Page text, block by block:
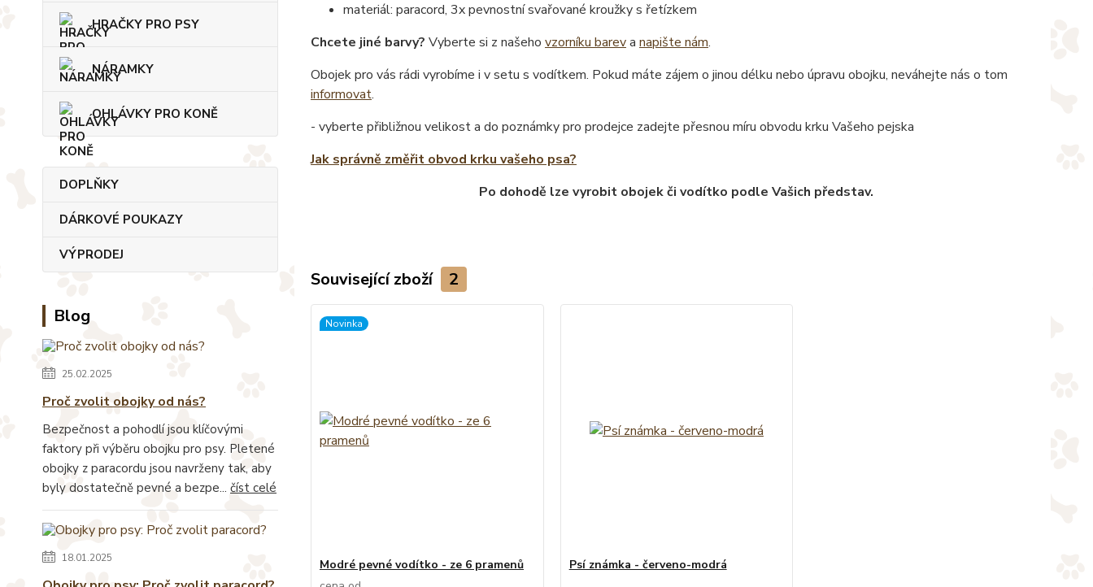
HRAČKY PRO PSY
NÁRAMKY
OHLÁVKY PRO KONĚ
DOPLŇKY
DÁRKOVÉ POUKAZY
VÝPRODEJ
Blog
25.02.2025
Proč zvolit obojky od nás?
Bezpečnost a pohodlí jsou klíčovými
faktory při výběru obojku pro psy. Pletené
obojky z paracordu jsou navrženy tak, aby
byly dostatečně pevné a bezpe... číst celé
18.01.2025
materiál: paracord, 3x pevnostní svařované kroužky s řetízkem
Chcete jiné barvy? Vyberte si z našeho vzorníku bareva napište nám.
Obojek pro vás rádi vyrobíme i v setu s vodítkem. Pokud máte zájem o jinou délku nebo úpravu obojku, neváhejte nás o tom
informovat.
- vyberte přibližnou velikost a do poznámky pro prodejce zadejte přesnou míru obvodu krku Vašeho pejska
Jak správně změřit obvod krku vašeho psa?
Po dohodě lze vyrobit obojek či vodítko podle Vašich představ.
Související zboží 2
Novinka
Modré pevné vodítko - ze 6 pramenů
Psí známka - červeno-modrá